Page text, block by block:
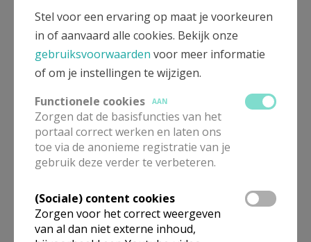
Stel voor een ervaring op maat je voorkeuren
in of aanvaard alle cookies. Bekijk onze
gebruiksvoorwaarden voor meer informatie
of om je instellingen te wijzigen.
Functionele cookies
AAN
Zorgen dat de basisfuncties van het
portaal correct werken en laten ons
toe via de anonieme registratie van je
gebruik deze verder te verbeteren.
(Sociale) content cookies
Zorgen voor het correct weergeven
van al dan niet externe inhoud,